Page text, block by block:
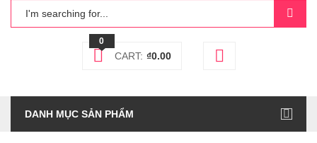
0
CART: ₫0.00
DANH MỤC SẢN PHẨM